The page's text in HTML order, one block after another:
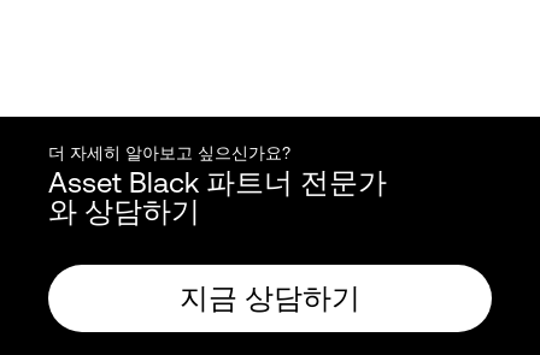
더 자세히 알아보고 싶으신가요?
Asset Black 파트너 전문가
와 상담하기
지금 상담하기